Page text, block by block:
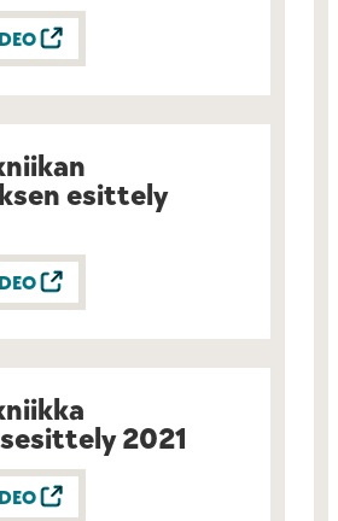
esittely
2021